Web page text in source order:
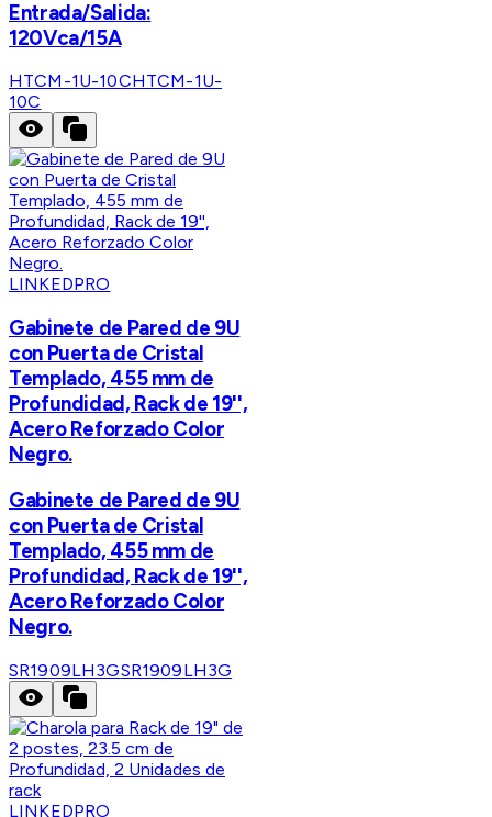
Entrada/Salida:
120Vca/15A
HTCM-1U-10CHTCM-1U-
10C
LINKEDPRO
Gabinete de Pared de 9U
con Puerta de Cristal
Templado, 455 mm de
Profundidad, Rack de 19'',
Acero Reforzado Color
Negro.
Gabinete de Pared de 9U
con Puerta de Cristal
Templado, 455 mm de
Profundidad, Rack de 19'',
Acero Reforzado Color
Negro.
SR1909LH3GSR1909LH3G
LINKEDPRO